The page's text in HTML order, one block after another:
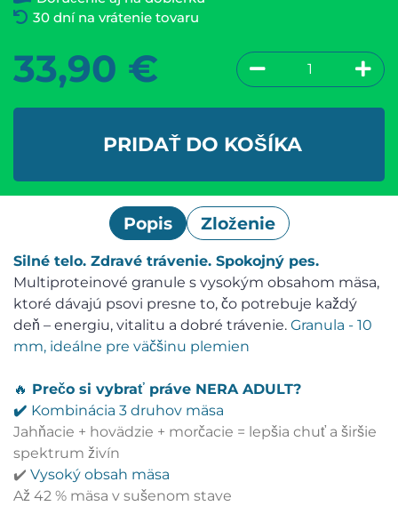
30 dní na vrátenie tovaru
33,90 €
PRIDAŤ DO KOŠÍKA
Popis Zloženie
Silné telo. Zdravé trávenie. Spokojný pes.
Multiproteinové granule s vysokým obsahom mäsa,
ktoré dávajú psovi presne to, čo potrebuje každý
deň – energiu, vitalitu a dobré trávenie. Granula - 10
mm, ideálne pre väčšinu plemien
🔥 Prečo si vybrať práve NERA ADULT?
✔️ Kombinácia 3 druhov mäsa
Jahňacie + hovädzie + morčacie = lepšia chuť a širšie
spektrum živín
✔️ Vysoký obsah mäsa
Až 42 % mäsa v sušenom stave